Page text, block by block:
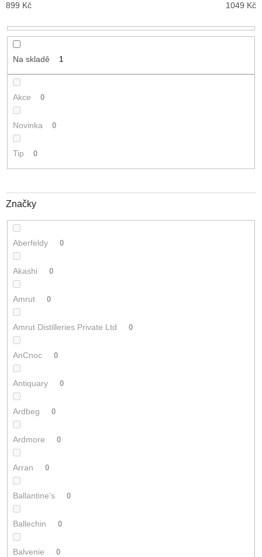
d
u
k
899 Kč 1049 Kč
Na skladě 1
Akce 0
Novinka 0
Tip 0
Značky
Aberfeldy 0
Akashi 0
Amrut 0
Amrut Distilleries Private Ltd 0
AnCnoc 0
Antiquary 0
Ardbeg 0
Ardmore 0
Arran 0
Ballantine's 0
Ballechin 0
Balvenie 0